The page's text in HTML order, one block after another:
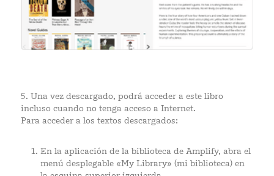
5. Una vez descargado, podrá acceder a este libro
incluso cuando no tenga acceso a Internet.
Para acceder a los textos descargados:
En la aplicación de la biblioteca de Amplify, abra el
menú desplegable «My Library» (mi biblioteca) en